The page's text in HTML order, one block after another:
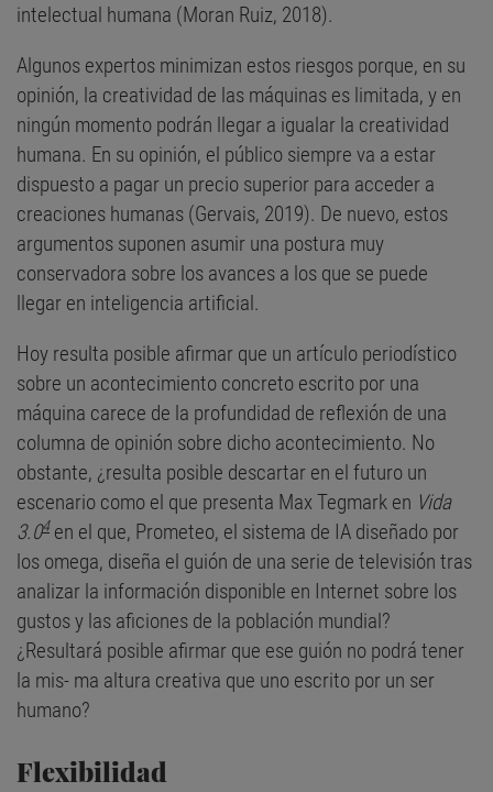
intelectual humana (Moran Ruiz, 2018).
Algunos expertos minimizan estos riesgos porque, en su
opinión, la creatividad de las máquinas es limitada, y en
ningún momento podrán llegar a igualar la creatividad
humana. En su opinión, el público siempre va a estar
dispuesto a pagar un precio superior para acceder a
creaciones humanas (Gervais, 2019). De nuevo, estos
argumentos suponen asumir una postura muy
conservadora sobre los avances a los que se puede
llegar en inteligencia artificial.
Hoy resulta posible afirmar que un artículo periodístico
sobre un acontecimiento concreto escrito por una
máquina carece de la profundidad de reflexión de una
columna de opinión sobre dicho acontecimiento. No
obstante, ¿resulta posible descartar en el futuro un
escenario como el que presenta Max Tegmark en Vida
3.04 en el que, Prometeo, el sistema de IA diseñado por
los omega, diseña el guión de una serie de televisión tras
analizar la información disponible en Internet sobre los
gustos y las aficiones de la población mundial?
¿Resultará posible afirmar que ese guión no podrá tener
la mis- ma altura creativa que uno escrito por un ser
humano?
Flexibilidad